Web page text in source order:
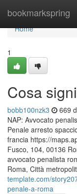
bookmarkspring
Home
Home
1
Cosa
bobb100nzk3 669
NAP: Avvocato
Penale arresto
francia https://
Fusco, 104, 00136
avvocato penalista
Roma, Città
template.com/
penale-a-roma